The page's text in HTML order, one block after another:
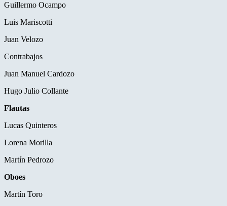
Guillermo Ocampo
Luis Mariscotti
Juan Velozo
Contrabajos
Juan Manuel Cardozo
Hugo Julio Collante
Flautas
Lucas Quinteros
Lorena Morilla
Martín Pedrozo
Oboes
Martín Toro